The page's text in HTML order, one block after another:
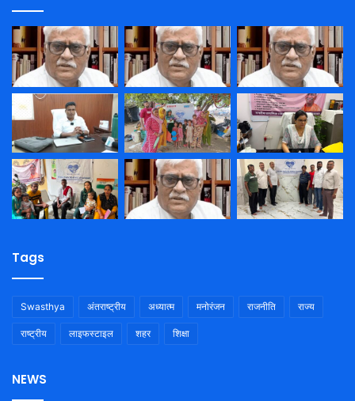
Tags
Swasthya अंतराष्ट्रीय अध्यात्म मनोरंजन राजनीति राज्य
राष्ट्रीय लाइफस्टाइल शहर शिक्षा
NEWS